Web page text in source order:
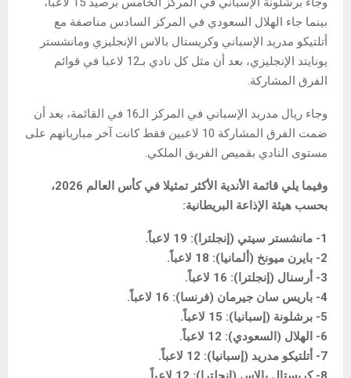
بينما جاء الهلال السعودي في المركز السادس مناصفة مع
أتلتيكو مدريد الإسباني وكريستال بالاس الإنجليزي ومانشستر
يونايتد الإنجليزي، بعد أن مثل كل نادي بـ12 لاعبا في قوائم
الفرق المشاركة.
وجاء ريال مدريد الإسباني في المركز الـ16 في القائمة، بعد أن
ضمت الفرق المشاركة 10 لاعبين فقط كانت آخر مبارياتهم على
مستوى النادي بقميص الفريق الملكي.
وفيما يلي قائمة الأندية الأكثر تمثيلا في كأس العالم 2026،
بحسب هيئة الإذاعة البريطانية:
1- مانشستر سيتي (إنجلترا): 19 لاعباً.
2- بايرن ميونخ (ألمانيا): 18 لاعباً.
3- أرسنال (إنجلترا): 16 لاعباً.
4- باريس سان جيرمان (فرنسا): 16 لاعباً.
5- برشلونة (إسبانيا): 15 لاعباً.
6- الهلال (السعودي): 12 لاعباً.
7- أتلتيكو مدريد (إسبانيا): 12 لاعباً.